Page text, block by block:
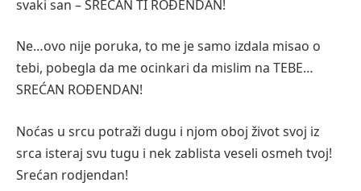
svaki san – SREĆAN TI ROĐENDAN!
Ne…ovo nije poruka, to me je samo izdala misao o
tebi, pobegla da me ocinkari da mislim na TEBE…
SREĆAN ROĐENDAN!
Noćas u srcu potraži dugu i njom oboj život svoj iz
srca isteraj svu tugu i nek zablista veseli osmeh tvoj!
Srećan rodjendan!